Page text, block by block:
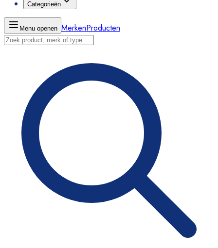
Categorieën
Menu openen MerkenProducten